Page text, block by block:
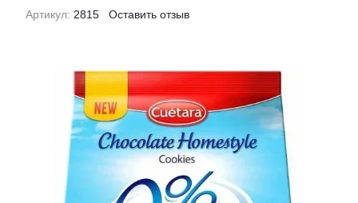
Артикул: 2815 Оставить отзыв